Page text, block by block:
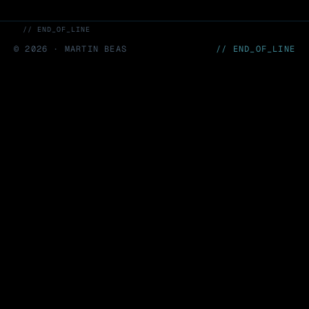
// END_OF_LINE
©2026 · MARTIN BEAS // END_OF_LINE